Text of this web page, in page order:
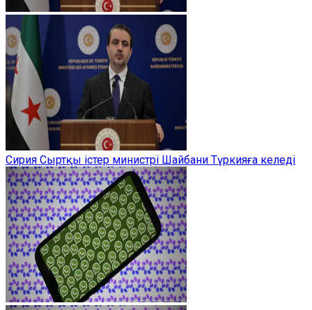
Сирия Сыртқы істер министрі Шайбани Түркияға келеді